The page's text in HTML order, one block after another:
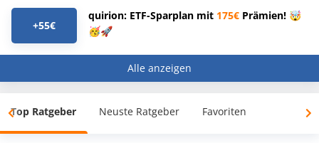
+55€
quirion: ETF-Sparplan mit 175€ Prämien! 🤯
🥳🚀
Alle anzeigen
Top Ratgeber Neuste Ratgeber Favoriten